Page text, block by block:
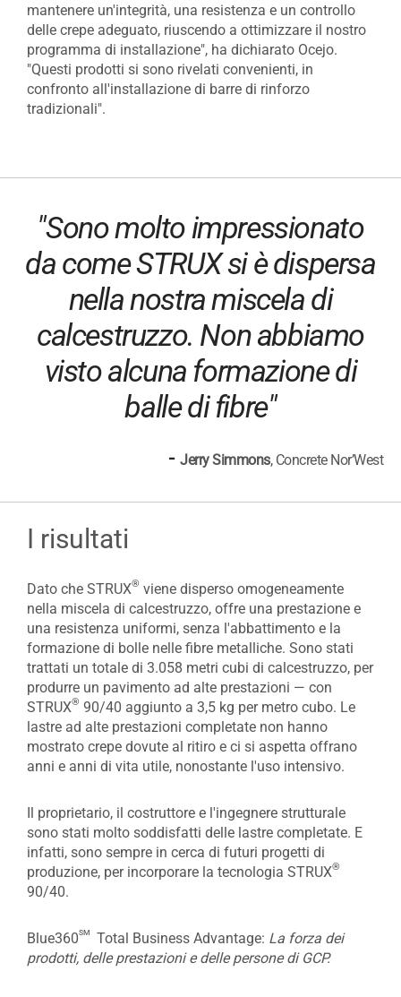
mantenere un'integrità, una resistenza e un controllo
delle crepe adeguato, riuscendo a ottimizzare il nostro
programma di installazione", ha dichiarato Ocejo.
"Questi prodotti si sono rivelati convenienti, in
confronto all'installazione di barre di rinforzo
tradizionali".
"Sono molto impressionato
da come STRUX si è dispersa
nella nostra miscela di
calcestruzzo. Non abbiamo
visto alcuna formazione di
balle di fibre"
- Jerry Simmons, Concrete Nor’West
I risultati
Dato che STRUX® viene disperso omogeneamente
nella miscela di calcestruzzo, offre una prestazione e
una resistenza uniformi, senza l'abbattimento e la
formazione di bolle nelle fibre metalliche. Sono stati
trattati un totale di 3.058 metri cubi di calcestruzzo, per
produrre un pavimento ad alte prestazioni — con
STRUX® 90/40 aggiunto a 3,5 kg per metro cubo. Le
lastre ad alte prestazioni completate non hanno
mostrato crepe dovute al ritiro e ci si aspetta offrano
anni e anni di vita utile, nonostante l'uso intensivo.
Il proprietario, il costruttore e l'ingegnere strutturale
sono stati molto soddisfatti delle lastre completate. E
infatti, sono sempre in cerca di futuri progetti di
produzione, per incorporare la tecnologia STRUX®
90/40.
Blue360sm Total Business Advantage: La forza dei
prodotti, delle prestazioni e delle persone di GCP.